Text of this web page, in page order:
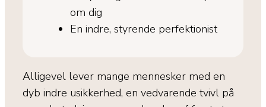
Alligevel lever mange mennesker med en
dyb indre usikkerhed, en vedvarende tvivl på
om dig
En indre, styrende perfektionist